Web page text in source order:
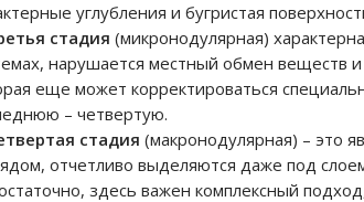
углубления и бугристая
стадия (микронодулярная)
, нарушается местный обмен веществ и
еще может корректироваться
– четвертую.
стадия (макронодулярная) – это
отчетливо выделяются даже под
здесь важен комплексный